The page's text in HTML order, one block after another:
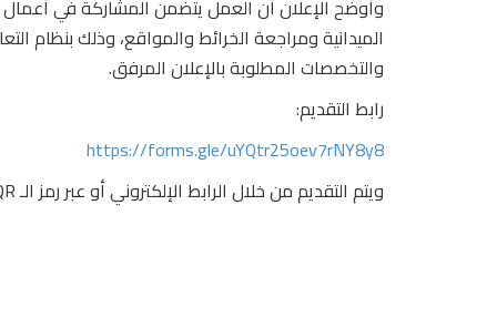
وأوضح الإعلان أن العمل يتضمن المشاركة في أعمال
الميدانية ومراجعة الخرائط والمواقع، وذلك بنظام
والتخصصات المطلوبة بالإعلان المرفق.
رابط التقديم:
https://forms.gle/uYQtr25oev7rNY8y8
ويتم التقديم من خلال الرابط الإلكتروني أو عبر رمز الـ QR الموضح بالصورة المرفقة.